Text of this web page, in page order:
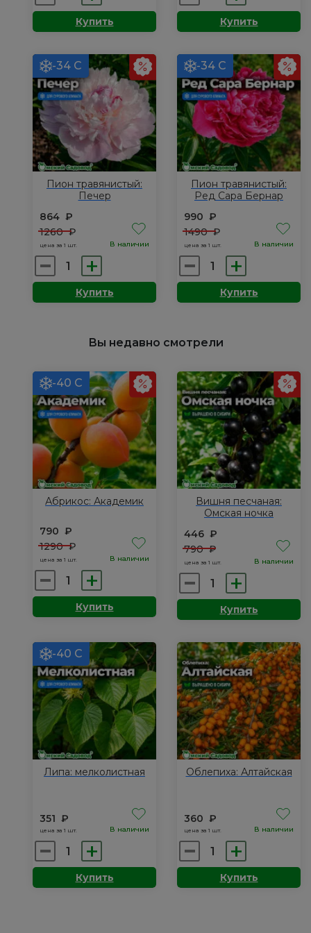
товара
Феликс
Крусс
Купить
товара
Александр
Флеминг
Купить
-34 С
Пион травянистый:
Печер
864 ₽
1260₽
цена за 1 шт. В наличии
Количество
товара
Купить
-34 С
Пион травянистый:
Ред Сара Бернар
990 ₽
1490₽
цена за 1 шт. В наличии
Количество
товара
Сара
Купить
Вы недавно смотрели
-40 С
Абрикос: Академик
790 ₽
1290₽
цена за 1 шт. В наличии
Количество
товара
Абрикос:Купить
Вишня песчаная:
Омская ночка
446 ₽
790₽
цена за 1 шт. В наличии
Количество
товара
Вишня
Омская
ночка
Купить
-40 С
Липа: мелколистная
351 ₽
цена за 1 шт. В наличии
Количество
товара
Купить
Облепиха: Алтайская
360 ₽
цена за 1 шт. В наличии
Количество
товара
Облепиха:Купить